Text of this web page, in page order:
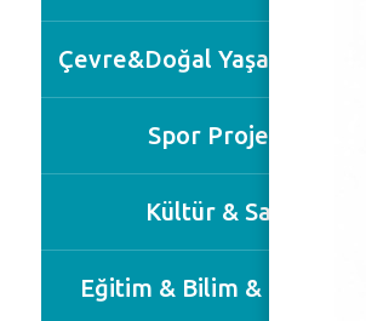
Çevre&Doğal Yaşam
Spor Projeleri
Kültür & Sanat
Eğitim & Bilim & Teknoloji